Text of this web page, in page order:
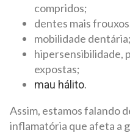
compridos;
dentes mais
mobilidade dentária;
hipersensibilidade,
expostas;
mau hálito.
Assim, estamos falando
inflamatória que afeta a